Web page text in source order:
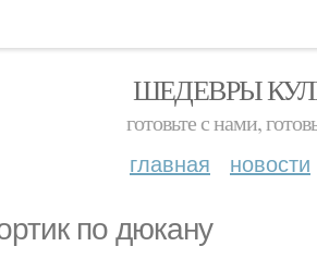
ШЕДЕВРЫ
готовьте с нами,
главная новости
по дюкану